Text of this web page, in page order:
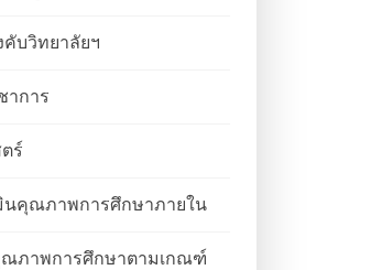
คับวิทยาลัยฯ
าการ
ร์
นคุณภาพการศึกษาภายใน
ณภาพการศึกษาตามเกณฑ์